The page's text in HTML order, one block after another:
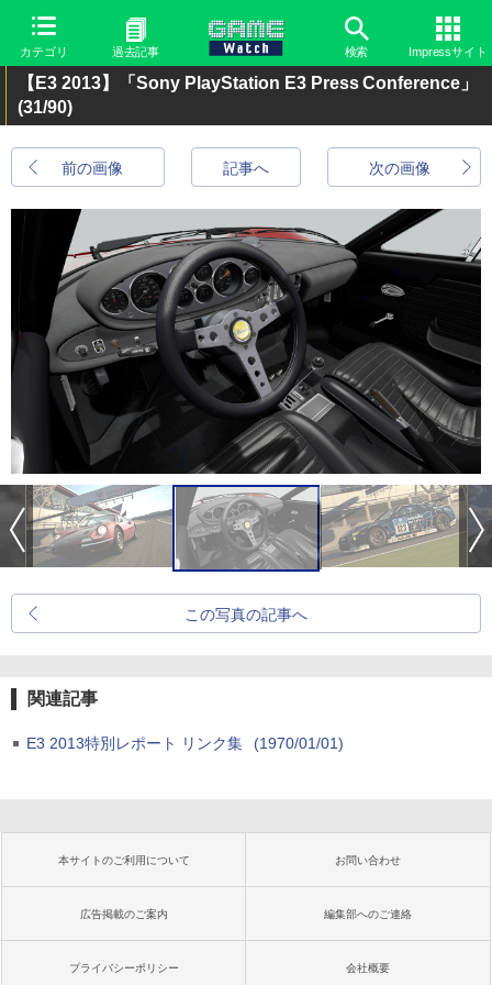
カテゴリ 過去記事 検索 Impressサイト
【E3 2013】「Sony PlayStation E3 Press Conference」
(31/90)
前の画像 次の画像
記事へ
この写真の記事へ
関連記事
E3 2013特別レポート リンク集 (1970/01/01)
本サイトのご利用について お問い合わせ
広告掲載のご案内 編集部へのご連絡
プライバシーポリシー 会社概要